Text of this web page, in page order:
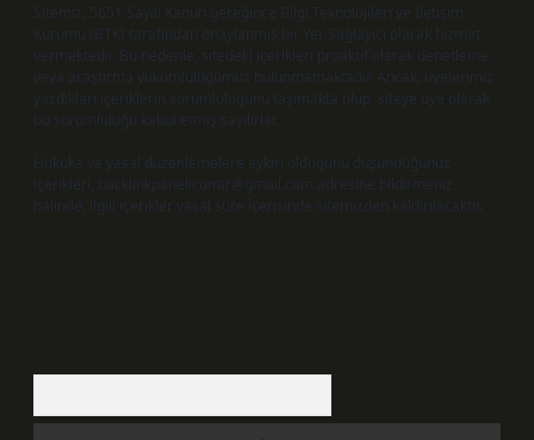
Sitemiz, 5651 Sayılı Kanun gereğince Bilgi Teknolojileri ve İletişim
Kurumu (BTK) tarafından onaylanmış bir Yer Sağlayıcı olarak hizmet
vermektedir. Bu nedenle, sitedeki içerikleri proaktif olarak denetleme
veya araştırma yükümlülüğümüz bulunmamaktadır. Ancak, üyelerimiz
yazdıkları içeriklerin sorumluluğunu taşımakta olup, siteye üye olarak
bu sorumluluğu kabul etmiş sayılırlar.
Hukuka ve yasal düzenlemelere aykırı olduğunu düşündüğünüz
içerikleri, backlinkpanelicomtr@gmail.com adresine bildirmeniz
halinde, ilgili içerikler yasal süre içerisinde sitemizden kaldırılacaktır.